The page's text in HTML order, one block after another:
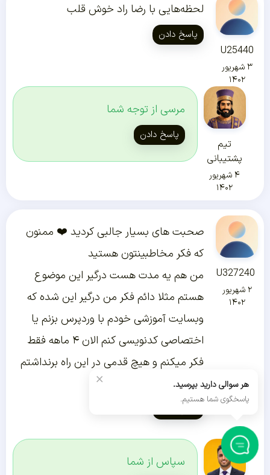
U25440
۳ شهریور
۱۴۰۲
لحظه‌هایی با رضا راد خوش قلب
پاسخ دادن
تیم
پشتیبانی
۴ شهریور
۱۴۰۲
مرسی از توجه شما
پاسخ دادن
U327240
۲ شهریور
۱۴۰۲
صحبت های بسیار جالبی کردید ❤️ ممنون
که فکر مخاطبینتون هستید
من هم یه مدت هست درگیر این موضوع
هستم مثلا دائم فکر من درگیر این شده که
وبسایت آموزشی خودم با وردپرس بزنم یا
اختصاصی کدنویسی کنم الان ۴ ماهه فقط
فکر میکنم و هیچ قدمی در این راه برنداشتم
!
پاسخ دادن
سپاس از شما
× هر سوالی دارید بپرسید.
پاسخگوی شما هستیم.